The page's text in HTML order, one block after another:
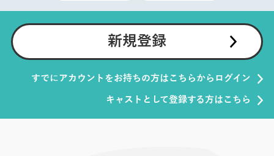
新規登録
すでにアカウントをお持ちの方はこちらからログイン
キャストとして登録する方はこちら